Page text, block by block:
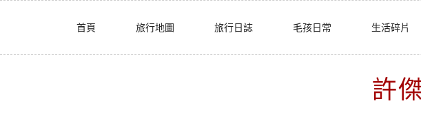
首頁 旅行地圖 旅行日誌 毛孩日常 生活碎片
許